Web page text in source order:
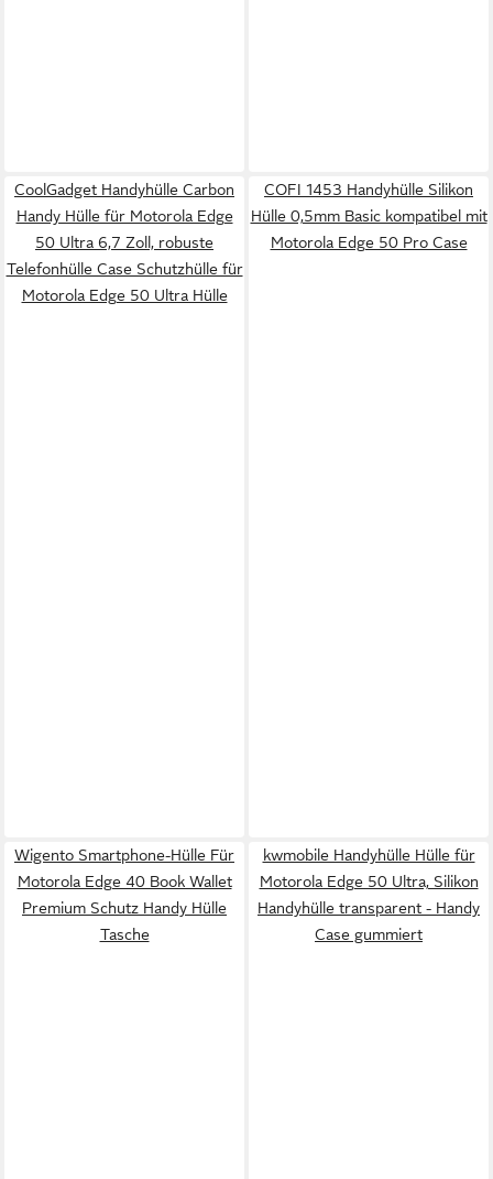
CoolGadget Handyhülle Carbon
Handy Hülle für Motorola Edge
50 Ultra 6,7 Zoll, robuste
Telefonhülle Case Schutzhülle für
Motorola Edge 50 Ultra Hülle
COFI 1453 Handyhülle Silikon
Hülle 0,5mm Basic kompatibel mit
Motorola Edge 50 Pro Case
Wigento Smartphone-Hülle Für
Motorola Edge 40 Book Wallet
Premium Schutz Handy Hülle
Tasche
kwmobile Handyhülle Hülle für
Motorola Edge 50 Ultra, Silikon
Handyhülle transparent - Handy
Case gummiert